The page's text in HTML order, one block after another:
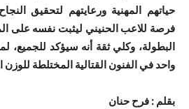
حياتهم المهنية ورعايتهم لتحقيق
فرصة للاعب الحنيني ليثبت نفسه على
البطولة، وكلي ثقة أنه سيؤكد للجميع،
واحد في الفنون القتالية المختلطة للوزن
بقلم : فرح حنان